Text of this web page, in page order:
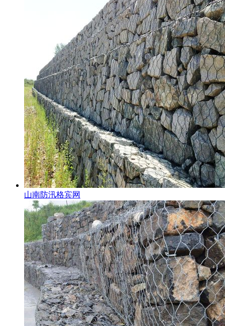
山南防汛格宾网